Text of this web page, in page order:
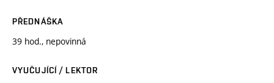
PŘEDNÁŠKA
39 hod., nepovinná
VYUČUJÍCÍ / LEKTOR